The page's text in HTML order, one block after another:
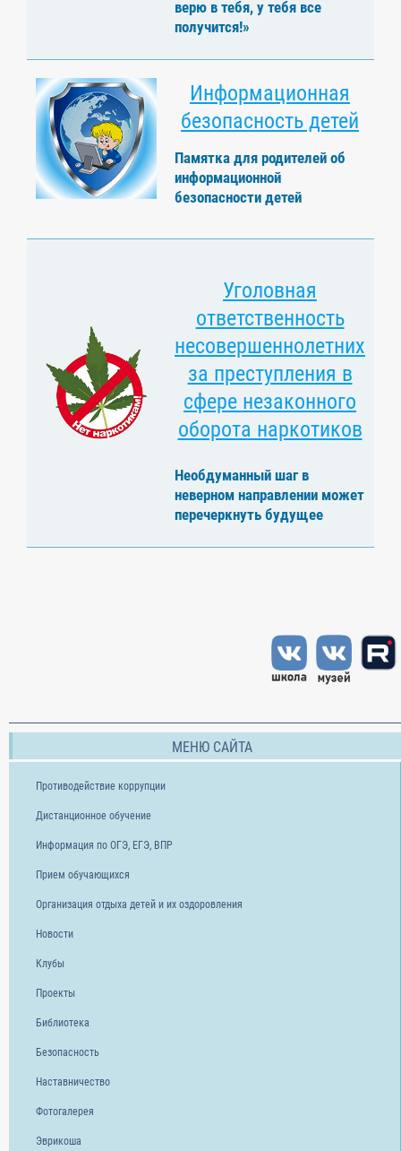
верю в тебя, у тебя все
получится!»
Информационная
безопасность детей
Памятка для родителей об
информационной
безопасности детей
Уголовная
ответственность
несовершеннолетних
за преступления в
сфере незаконного
оборота наркотиков
Необдуманный шаг в
неверном направлении может
перечеркнуть будущее
МЕНЮ САЙТА
Противодействие коррупции
Дистанционное обучение
Информация по ОГЭ, ЕГЭ, ВПР
Прием обучающихся
Организация отдыха детей и их оздоровления
Новости
Клубы
Проекты
Библиотека
Безопасность
Наставничество
Фотогалерея
Эврикоша